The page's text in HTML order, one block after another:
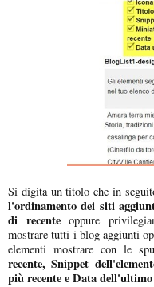
Si digita un titolo che in
l'ordinamento dei siti
di recenteoppure
mostrare tutti i blog aggiunti
elementi mostrare con le
recente, Snippet
più recente e Data